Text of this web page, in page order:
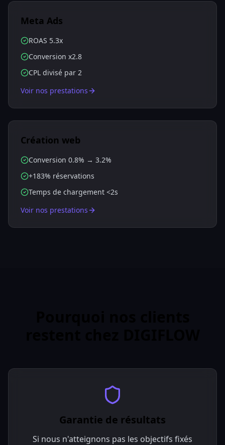
Meta Ads
ROAS 5.3x
Conversion x2.8
CPL divisé par 2
Voir nos prestations
Création web
Conversion 0.8% → 3.2%
+183% réservations
Temps de chargement <2s
Voir nos prestations
Garantie de résultats
Si nous n'atteignons pas les objectifs fixés